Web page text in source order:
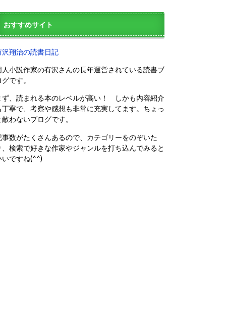
おすすめサイト
沢翔治の読書日記
人小説作家の有沢さんの長年運営されている読書ブ
グです。
ず、読まれる本のレベルが高い！ しかも内容紹介
丁寧で、考察や感想も非常に充実してます。ちょっ
敵わないブログです。
事数がたくさんあるので、カテゴリーをのぞいた
、検索で好きな作家やジャンルを打ち込んでみると
いですね(^^)